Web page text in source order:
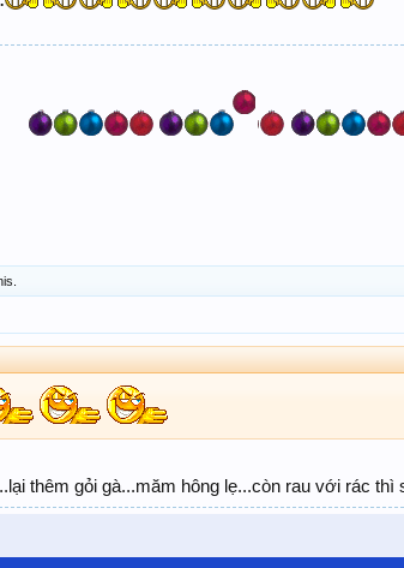
thêm gỏi gà...măm hông lẹ...còn rau với rác thì